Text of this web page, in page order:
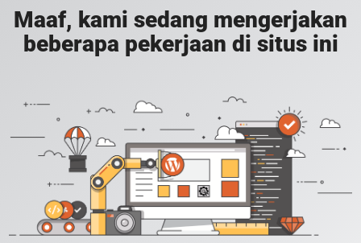
Maaf, kami sedang mengerjakan
beberapa pekerjaan di situs ini